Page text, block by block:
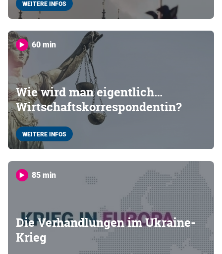
WEITERE INFOS
60 min
Wie wird man eigentlich…
Wirtschaftskorrespondentin?
WEITERE INFOS
85 min
Die Verhandlungen im Ukraine-
Krieg